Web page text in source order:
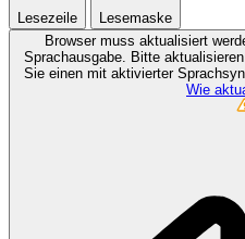
Lesezeile
Lesemaske
Browser muss aktualisiert
Sprachausgabe. Bitte
Sie einen mit aktivierter
Wie